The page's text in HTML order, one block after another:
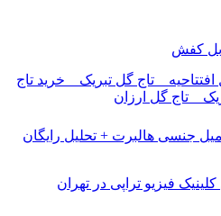
کفش
افتتاحیه _ تاج گل تبریک _ خرید تاج
_ تاج گل ارزان
جنسی هالبرت + تحلیل رایگان
کلینیک فیزیو تراپی در تهران